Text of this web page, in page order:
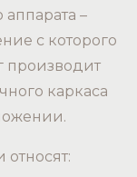
–
с которого
производит
каркаса